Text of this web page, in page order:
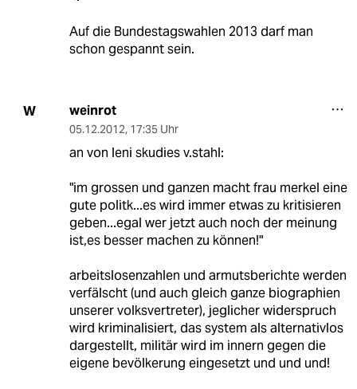
Auf die Bundestagswahlen 2013 darf man
schon gespannt sein.
W weinrot
05.12.2012, 17:35 Uhr
an von leni skudies v.stahl:
"im grossen und ganzen macht frau merkel eine
gute politk...es wird immer etwas zu kritisieren
geben...egal wer jetzt auch noch der meinung
ist,es besser machen zu können!"
arbeitslosenzahlen und armutsberichte werden
verfälscht (und auch gleich ganze biographien
unserer volksvertreter), jeglicher widerspruch
wird kriminalisiert, das system als alternativlos
dargestellt, militär wird im innern gegen die
eigene bevölkerung eingesetzt und und und!